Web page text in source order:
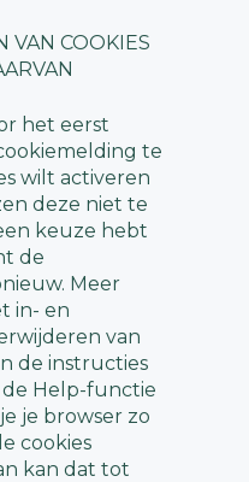
VAN COOKIES
het eerst
te
wilt activeren
deze niet te
keuze hebt
de
Meer
in- en
van
de instructies
Help-functie
je browser zo
cookies
kan dat tot